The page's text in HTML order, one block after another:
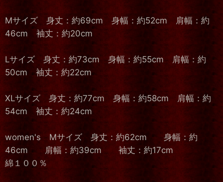
Mサイズ 身丈：約69cm 身幅：約52cm 肩幅：約
46cm 袖丈：約20cm
Lサイズ 身丈：約73cm 身幅：約55cm 肩幅：約
50cm 袖丈：約22cm
XLサイズ 身丈：約77cm 身幅：約58cm 肩幅：約
54cm 袖丈：約24cm
women's Mサイズ 身丈：約62cm 身幅：約
46cm 肩幅：約39cm 袖丈：約17cm
綿１００％